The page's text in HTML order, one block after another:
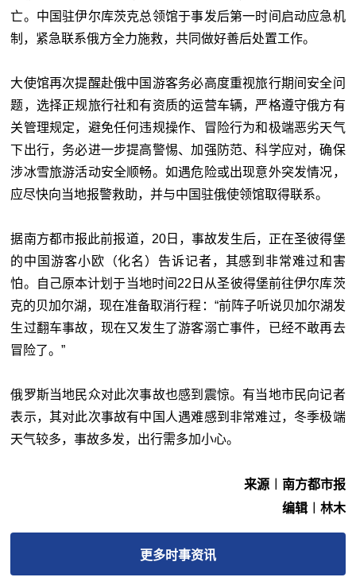
亡。中国驻伊尔库茨克总领馆于事发后第一时间启动应急机
制，紧急联系俄方全力施救，共同做好善后处置工作。
大使馆再次提醒赴俄中国游客务必高度重视旅行期间安全问
题，选择正规旅行社和有资质的运营车辆，严格遵守俄方有
关管理规定，避免任何违规操作、冒险行为和极端恶劣天气
下出行，务必进一步提高警惕、加强防范、科学应对，确保
涉冰雪旅游活动安全顺畅。如遇危险或出现意外突发情况，
应尽快向当地报警救助，并与中国驻俄使领馆取得联系。
据南方都市报此前报道，20日，事故发生后，正在圣彼得堡
的中国游客小欧（化名）告诉记者，其感到非常难过和害
怕。自己原本计划于当地时间22日从圣彼得堡前往伊尔库茨
克的贝加尔湖，现在准备取消行程：“前阵子听说贝加尔湖发
生过翻车事故，现在又发生了游客溺亡事件，已经不敢再去
冒险了。”
俄罗斯当地民众对此次事故也感到震惊。有当地市民向记者
表示，其对此次事故有中国人遇难感到非常难过，冬季极端
天气较多，事故多发，出行需多加小心。
来源︱南方都市报
编辑︱林木
更多时事资讯